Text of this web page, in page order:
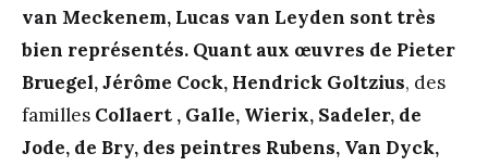
van Meckenem, Lucas van Leyden sont très
bien représentés. Quant aux œuvres de Pieter
Bruegel, Jérôme Cock, Hendrick Goltzius, des
familles Collaert , Galle, Wierix, Sadeler, de
Jode, de Bry, des peintres Rubens, Van Dyck,